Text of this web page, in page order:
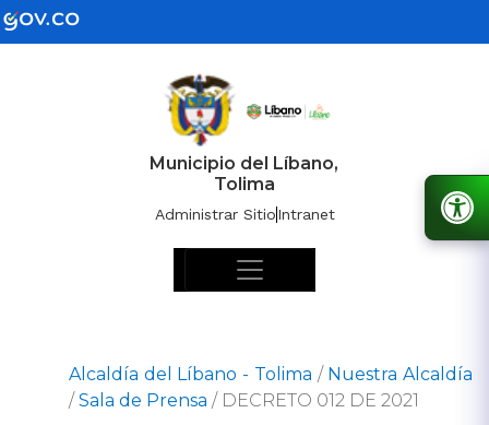
Municipio del Líbano,
Tolima
Administrar SitioIntranet
Alcaldía del Líbano - Tolima / Nuestra Alcaldía
/ Sala de Prensa / DECRETO 012 DE 2021